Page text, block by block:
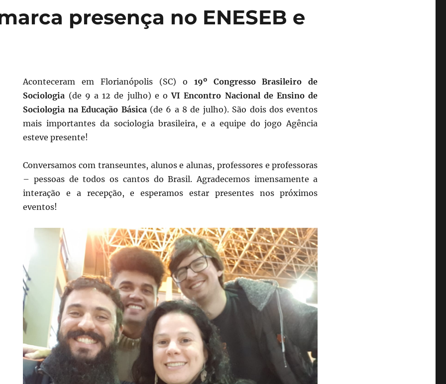
presença no ENESEB e
Aconteceram em Florianópolis (SC) o 19º Congresso Brasileiro de
Sociologia (de 9 a 12 de julho) e oVI Encontro Nacional de Ensino de
Sociologia na Educação Básica(de 6 a 8 de julho). São dois dos eventos
mais importantes da sociologia brasileira, e a equipe do jogo Agência
esteve presente!
Conversamos com transeuntes, alunos e alunas, professores e professoras
– pessoas de todos os cantos do Brasil. Agradecemos imensamente a
interação e a recepção, e esperamos estar presentes nos próximos
eventos!